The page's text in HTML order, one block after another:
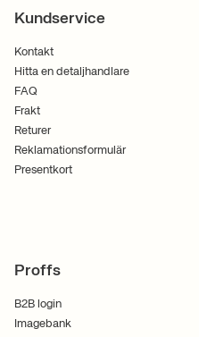
Kundservice
Kontakt
Hitta en detaljhandlare
FAQ
Frakt
Returer
Reklamationsformulär
Presentkort
Proffs
B2B login
Imagebank